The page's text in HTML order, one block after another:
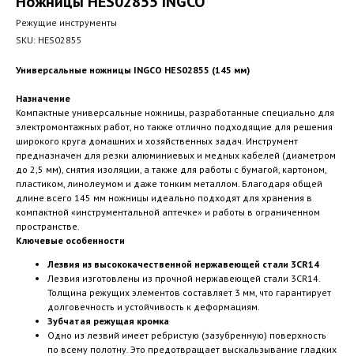
Режущие инструменты
SKU: HES02855
Универсальные ножницы INGCO HES02855 (145 мм)
Назначение
Компактные универсальные ножницы, разработанные специально для
электромонтажных работ, но также отлично подходящие для решения
широкого круга домашних и хозяйственных задач. Инструмент
предназначен для резки алюминиевых и медных кабелей (диаметром
до 2,5 мм), снятия изоляции, а также для работы с бумагой, картоном,
пластиком, линолеумом и даже тонким металлом. Благодаря общей
длине всего 145 мм ножницы идеально подходят для хранения в
компактной «инструментальной аптечке» и работы в ограниченном
пространстве.
Ключевые особенности
Лезвия из высококачественной нержавеющей стали 3CR14
Лезвия изготовлены из прочной нержавеющей стали 3CR14.
Толщина режущих элементов составляет 3 мм, что гарантирует
долговечность и устойчивость к деформациям.
Зубчатая режущая кромка
Одно из лезвий имеет ребристую (зазубренную) поверхность
по всему полотну. Это предотвращает выскальзывание гладких